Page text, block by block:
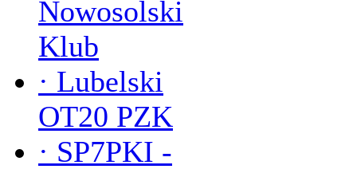
Nowosolski
Klub
· Lubelski
OT20 PZK
· SP7PKI -